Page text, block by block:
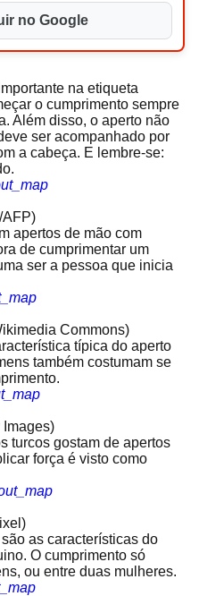
no Google
na etiqueta
o cumprimento sempre
Além disso, o aperto não
ser acompanhado por
a cabeça. E lembre-se:
apertos de mão com
de cumprimentar um
ser a pessoa que inicia
Commons)
típica do aperto
também costumam se
Images)
turcos gostam de apertos
força é visto como
as características do
O cumprimento só
ou entre duas mulheres.